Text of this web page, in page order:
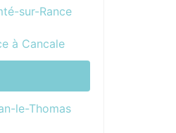
sur-Rance
à Cancale
le-Thomas